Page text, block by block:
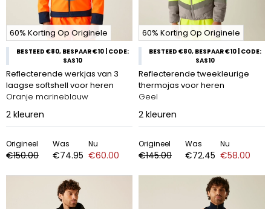
60% Korting Op Originele
BESTEED €80, BESPAAR €10 | CODE:
SAS10
Reflecterende werkjas van 3
laagse softshell voor heren
Oranje marineblauw
2 kleuren
Origineel
€150.00
Was
€74.95
Nu
€60.00
60% Korting Op Originele
BESTEED €80, BESPAAR €10 | CODE:
SAS10
Reflecterende tweekleurige
thermojas voor heren
Geel
2 kleuren
Origineel
€145.00
Was
€72.45
Nu
€58.00